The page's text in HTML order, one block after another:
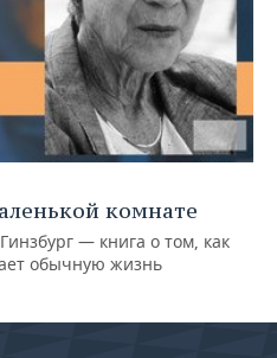
комнате
— книга о том, как
обычную жизнь